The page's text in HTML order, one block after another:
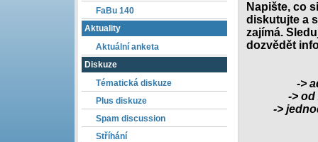
Napište, co
diskutujte a
zajímá.
dozvědět
->
-> od
->
FaBu 140
Aktuality
Aktuální anketa
Diskuze
Tématická diskuze
Plus diskuze
Spam discussion
Stříhání